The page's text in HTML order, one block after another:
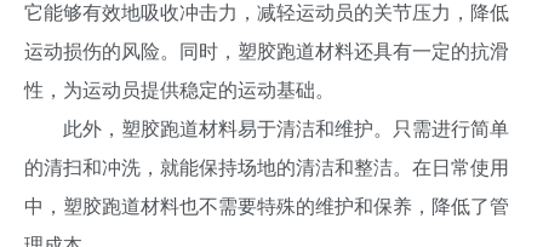
它能够有效地吸收冲击力，减轻运动员的关节压力，降低
运动损伤的风险。同时，塑胶跑道材料还具有一定的抗滑
性，为运动员提供稳定的运动基础。
此外，塑胶跑道材料易于清洁和维护。只需进行简单
的清扫和冲洗，就能保持场地的清洁和整洁。在日常使用
中，塑胶跑道材料也不需要特殊的维护和保养，降低了管